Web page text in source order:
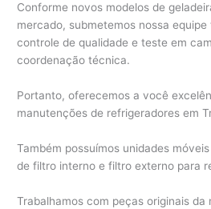
Conforme novos modelos de
mercado, submetemos nossa
controle de qualidade e teste em
coordenação técnica.
Portanto, oferecemos a você
manutenções de refrigeradores em
Também possuímos unidades
de filtro interno e filtro externo para
Trabalhamos com peças originais da